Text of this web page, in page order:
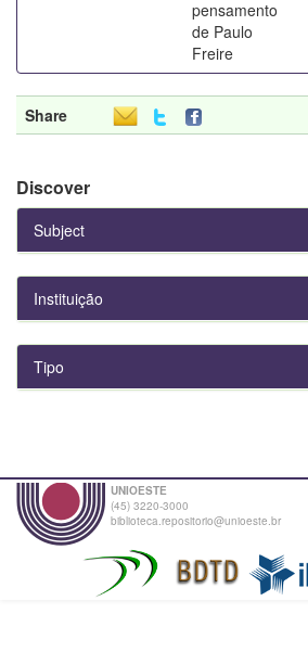
pensamento
de Paulo
Freire
Share
Discover
Subject
Instituição
Tipo
UNIOESTE
(45) 3220-3000
biblioteca.repositorio@unioeste.br